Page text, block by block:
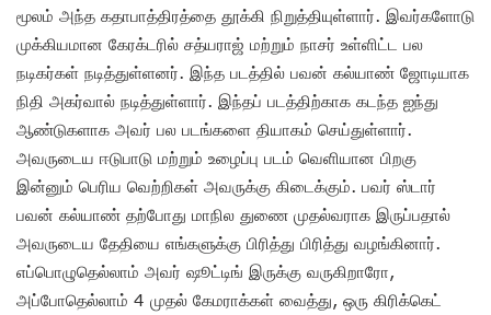
மூலம் அந்த கதாபாத்திரத்தை தூக்கி நிறுத்தியுள்ளார். இவர்களோடு
முக்கியமான கேரக்டரில் சத்யராஜ் மற்றும் நாசர் உள்ளிட்ட பல
நடிகர்கள் நடித்துள்ளனர். இந்த படத்தில் பவன் கல்யாண் ஜோடியாக
நிதி அகர்வால் நடித்துள்ளார். இந்தப் படத்திற்காக கடந்த ஐந்து
ஆண்டுகளாக அவர் பல படங்களை தியாகம் செய்துள்ளார்.
அவருடைய ஈடுபாடு மற்றும் உழைப்பு படம் வெளியான பிறகு
இன்னும் பெரிய வெற்றிகள் அவருக்கு கிடைக்கும். பவர் ஸ்டார்
பவன் கல்யாண் தற்போது மாநில துணை முதல்வராக இருப்பதால்
அவருடைய தேதியை எங்களுக்கு பிரித்து பிரித்து வழங்கினார்.
எப்பொழுதெல்லாம் அவர் ஷூட்டிங் இருக்கு வருகிறாரோ,
அப்போதெல்லாம் 4 முதல் கேமராக்கள் வைத்து, ஒரு கிரிக்கெட்